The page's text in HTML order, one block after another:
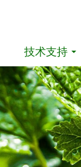
技术支持